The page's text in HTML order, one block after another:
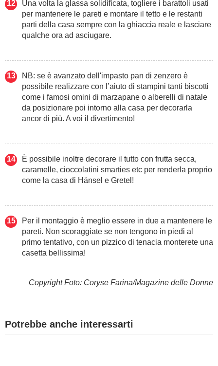
Una volta la glassa solidificata, togliere i barattoli usati
per mantenere le pareti e montare il tetto e le restanti
parti della casa sempre con la ghiaccia reale e lasciare
qualche ora ad asciugare.
NB: se è avanzato dell'impasto pan di zenzero è
possibile realizzare con l’aiuto di stampini tanti biscotti
come i famosi omini di marzapane o alberelli di natale
da posizionare poi intorno alla casa per decorarla
ancor di più. A voi il divertimento!
È possibile inoltre decorare il tutto con frutta secca,
caramelle, cioccolatini smarties etc per renderla proprio
come la casa di Hänsel e Gretel!
Per il montaggio è meglio essere in due a mantenere le
pareti. Non scoraggiate se non tengono in piedi al
primo tentativo, con un pizzico di tenacia monterete una
casetta bellissima!
Copyright Foto: Coryse Farina/Magazine delle Donne
Potrebbe anche interessarti